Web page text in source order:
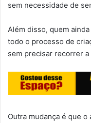
sem necessidade de
Além disso, quem
todo o processo de
sem precisar recorrer a
Outra mudança é que o